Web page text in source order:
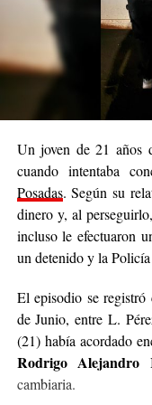
Investigaciones
de la comisaría de San
Durante el
de evidencia
De acuerdo con lo
coincidencias entre
reportes de NCMEC y
El joven identificado
y a disposición de
forenses.
Las pericias sobre
personal
continúa bajo la
Un joven de 21 años
cuando intentaba
Posadas. Según su
dinero y, al
incluso le efectuaron
un detenido y la
El episodio se registró
de Junio, entre L.
(21) había acordado
Rodrigo Alejandro
cambiaria.